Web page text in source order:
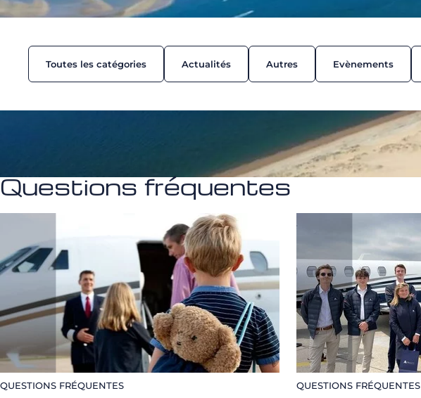
Toutes les catégories Actualités Autres Evènements
Questions fréquentes
QUESTIONS FRÉQUENTES QUESTIONS FRÉQUENTES